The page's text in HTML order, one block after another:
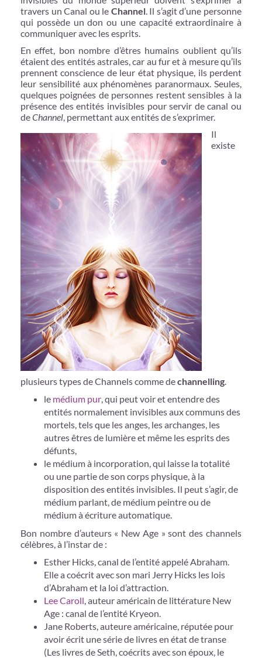
travers un Canal ou le Channel. Il s’agit d’une personne
qui possède un don ou une capacité extraordinaire à
communiquer avec les esprits.
En effet, bon nombre d’êtres humains oublient qu’ils
étaient des entités astrales, car au fur et à mesure qu’ils
prennent conscience de leur état physique, ils perdent
leur sensibilité aux phénomènes paranormaux. Seules,
quelques poignées de personnes restent sensibles à la
présence des entités invisibles pour servir de canal ou
deChannel , permettant aux entités de s’exprimer.
Il
existe
plusieurs types de Channels comme dechannelling
le médium pur , qui peut voir et entendre des
entités normalement invisibles aux communs des
mortels, tels que les anges, les archanges, les
autres êtres de lumière et même les esprits des
défunts,
le médium à incorporation, qui laisse la totalité
ou une partie de son corps physique, à la
disposition des entités invisibles. Il peut s’agir, de
médium parlant, de médium peintre ou de
médium à écriture automatique.
Bon nombre d’auteurs « New Age » sont des channels
célèbres, à l’instar de :
Esther Hicks, canal de l’entité appelé Abraham.
Elle a coécrit avec son mari Jerry Hicks les lois
d’Abraham et la loi d’attraction.
Lee Caroll , auteur américain de littérature New
Age : canal de l’entité Kryeon.
Jane Roberts, auteure américaine, réputée pour
avoir écrit une série de livres en état de transe
(Les livres de Seth, coécrits avec son époux, le